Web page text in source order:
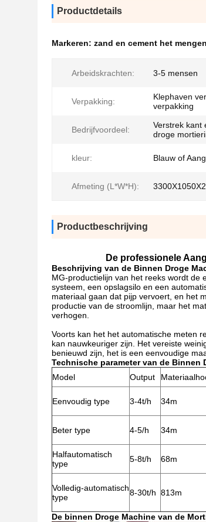
Productdetails
Markeren: zand en cement het
Arbeidskrachten: 3-5 mensen
Verpakking:
Klephaven
verpakking
Bedrijfvoordeel:
Verstrek kant
droge
kleur: Blauw of
Afmeting (L*W*H):
Productbeschrijving
De professionele
Beschrijving van de Binnen Droge
MG-productielijn van het reeks wordt de
systeem, een opslagsilo en een
materiaal gaan dat pijp vervoert, en het
productie van de stroomlijn, maar het
verhogen.
Voorts kan het het automatische meten
kan nauwkeuriger zijn. Het vereiste
benieuwd zijn, het is een eenvoudige
Technische parameter van de Binnen
Model
Output
Eenvoudig type 3-4t/h 34m
Beter type 4-5/h 34m
Halfautomatisch
type
5-8t/h 68m
Volledig-automatisch
type
8-30t/h 813m
De binnen Droge Machine van de